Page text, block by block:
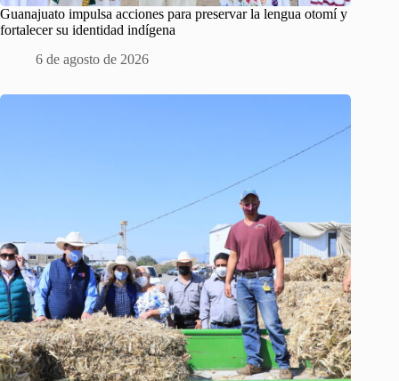
Guanajuato impulsa acciones para preservar la lengua otomí y
fortalecer su identidad indígena
6 de agosto de 2026